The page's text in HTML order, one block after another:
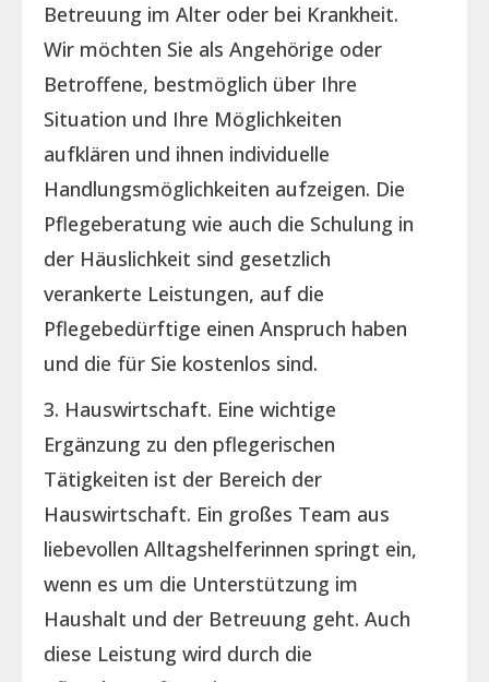
Betreuung im Alter oder bei Krankheit.
Wir möchten Sie als Angehörige oder
Betroffene, bestmöglich über Ihre
Situation und Ihre Möglichkeiten
aufklären und ihnen individuelle
Handlungsmöglichkeiten aufzeigen. Die
Pflegeberatung wie auch die Schulung in
der Häuslichkeit sind gesetzlich
verankerte Leistungen, auf die
Pflegebedürftige einen Anspruch haben
und die für Sie kostenlos sind.
3. Hauswirtschaft. Eine wichtige
Ergänzung zu den pflegerischen
Tätigkeiten ist der Bereich der
Hauswirtschaft. Ein großes Team aus
liebevollen Alltagshelferinnen springt ein,
wenn es um die Unterstützung im
Haushalt und der Betreuung geht. Auch
diese Leistung wird durch die